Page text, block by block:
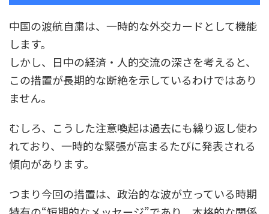
中国の渡航自粛は、一時的な外交カードとして機能
します。
しかし、日中の経済・人的交流の深さを考えると、
この措置が長期的な断絶を示しているわけではあり
ません。
むしろ、こうした注意喚起は過去にも繰り返し使わ
れており、一時的な緊張が高まるたびに発表される
傾向があります。
つまり今回の措置は、政治的な波が立っている時期